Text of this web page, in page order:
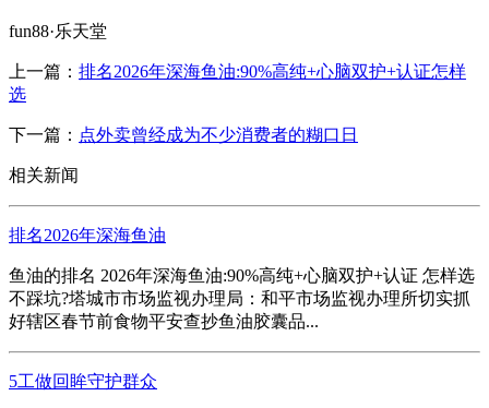
fun88·乐天堂
上一篇： 排名2026年深海鱼油:90%高纯+心脑双护+认证怎样
选
下一篇： 点外卖曾经成为不少消费者的糊口日
相关新闻
排名2026年深海鱼油
鱼油的排名 2026年深海鱼油:90%高纯+心脑双护+认证 怎样选
不踩坑?塔城市市场监视办理局：和平市场监视办理所切实抓
好辖区春节前食物平安查抄鱼油胶囊品...
5工做回眸守护群众